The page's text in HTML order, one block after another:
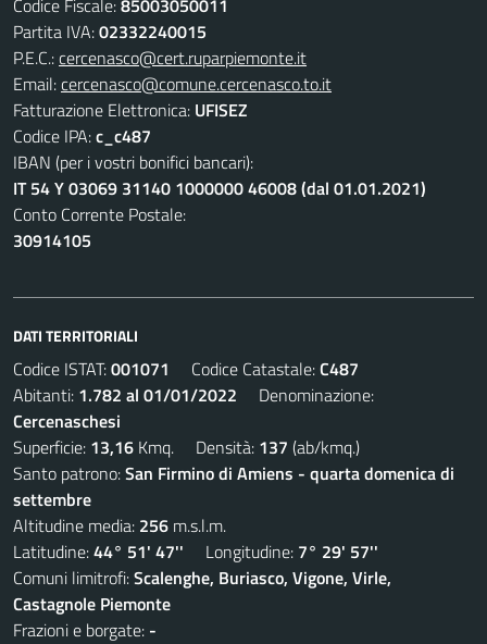
Codice Fiscale:85003050011
Partita IVA:02332240015
P.E.C.:cercenasco@cert.ruparpiemonte.it
Email:cercenasco@comune.cercenasco.to.it
Fatturazione Elettronica: UFISEZ
Codice IPA:c_c487
IBAN (per i vostri bonifici bancari):
IT 54 Y 03069 31140 1000000 46008 (dal 01.01.2021)
Conto Corrente Postale:
30914105
DATI TERRITORIALI
Codice ISTAT:001071 Codice Catastale:C487
Abitanti: 1.782 al 01/01/2022 Denominazione:
Cercenaschesi
Superficie: 13,16 Kmq. Densità: 137 (ab/kmq.)
Santo patrono:San Firmino di Amiens - quarta domenica di
settembre
Altitudine media: 256 m.s.l.m.
Latitudine:44° 51' 47'' Longitudine: 7° 29' 57''
Comuni limitrofi:Scalenghe, Buriasco, Vigone, Virle,
Castagnole Piemonte
Frazioni e borgate: -